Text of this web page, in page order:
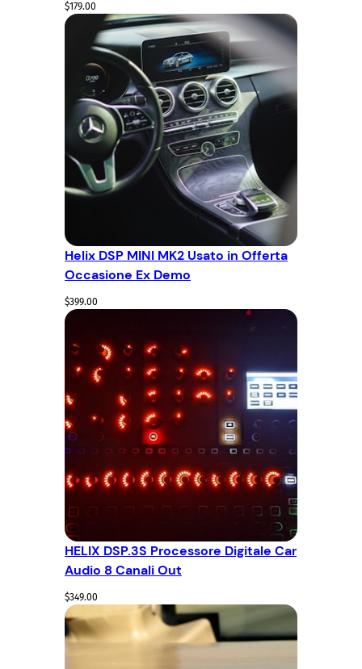
$179.00
Helix DSP MINI MK2 Usato in Offerta
Occasione Ex Demo
$399.00
HELIX DSP.3S Processore Digitale Car
Audio 8 Canali Out
$349.00